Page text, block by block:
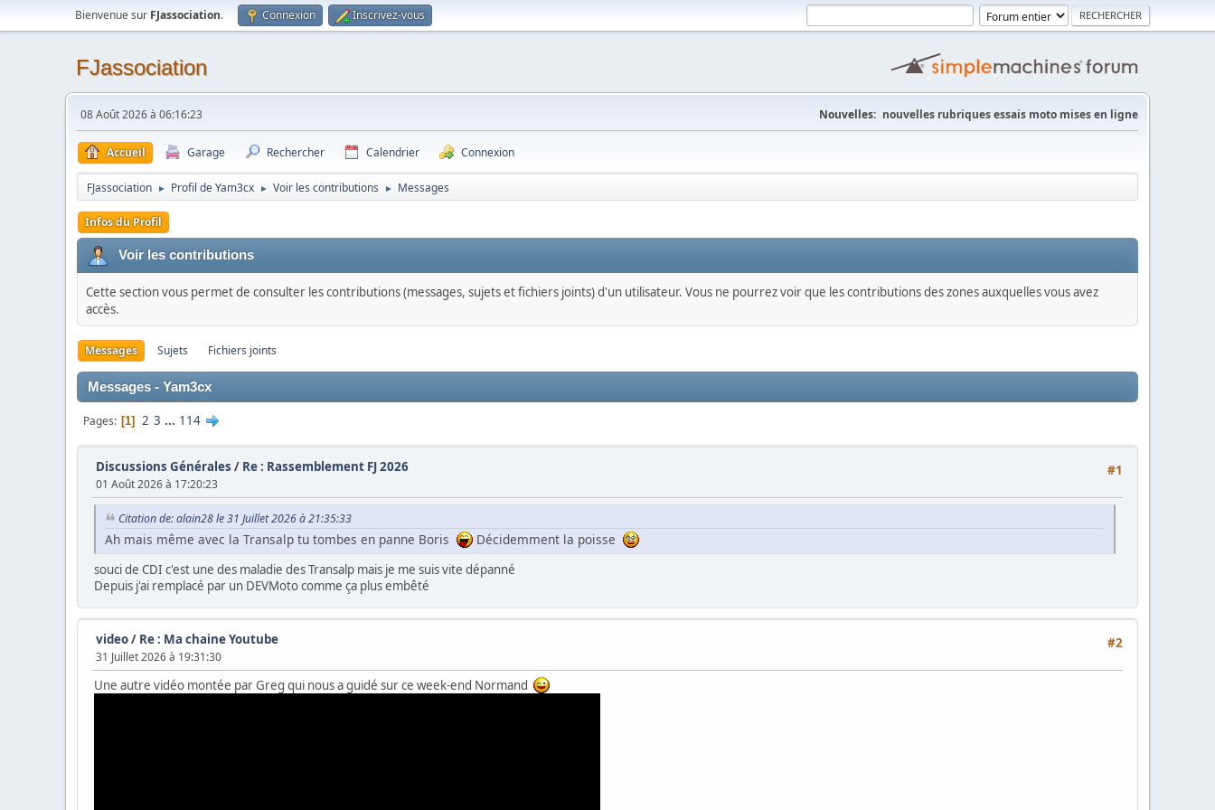
Bienvenue sur FJassociation. Connexion Inscrivez-vous
FJassociation
08 Août 2026 à 06:16:23 Nouvelles: nouvelles rubriques essais moto mises en ligne
Accueil Garage Rechercher Calendrier Connexion
FJassociation ► Profil de Yam3cx ► Voir les contributions ► Messages
Infos du Profil
Voir les contributions
Cette section vous permet de consulter les contributions (messages, sujets et fichiers joints) d'un utilisateur. Vous ne pourrez voir que les contributions des zones auxquelles vous avez
accès.
Messages Sujets Fichiers joints
Messages - Yam3cx
Pages 1 2 3 ... 114
#1
Discussions Générales / Re : Rassemblement FJ 2026
01 Août 2026 à 17:20:23
Citation de: alain28 le 31 Juillet 2026 à 21:35:33
Ah mais même avec la Transalp tu tombes en panne Boris Décidemment la poisse
souci de CDI c'est une des maladie des Transalp mais je me suis vite dépanné
Depuis j'ai remplacé par un DEVMoto comme ça plus embêté
#2
video/ Re : Ma chaine Youtube
31 Juillet 2026 à 19:31:30
Une autre vidéo montée par Greg qui nous a guidé sur ce week-end Normand